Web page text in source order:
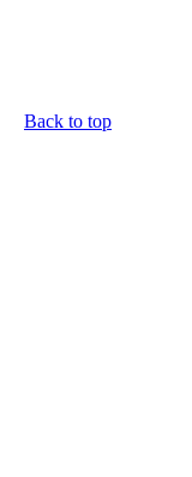
Back to top